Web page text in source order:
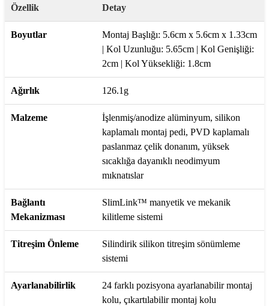
Özellik Detay
Boyutlar
Montaj Başlığı: 5.6cm x 5.6cm x 1.33cm
| Kol Uzunluğu: 5.65cm | Kol Genişliği:
2cm | Kol Yüksekliği: 1.8cm
Ağırlık 126.1g
Malzeme
İşlenmiş/anodize alüminyum, silikon
kaplamalı montaj pedi, PVD kaplamalı
paslanmaz çelik donanım, yüksek
sıcaklığa dayanıklı neodimyum
mıknatıslar
Bağlantı
Mekanizması
SlimLink™ manyetik ve mekanik
kilitleme sistemi
Titreşim Önleme
Silindirik silikon titreşim sönümleme
sistemi
Ayarlanabilirlik
24 farklı pozisyona ayarlanabilir montaj
kolu, çıkartılabilir montaj kolu